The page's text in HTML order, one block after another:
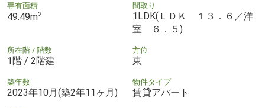
専有面積
49.49m2
間取り
1LDK(ＬＤＫ １３．６／洋
室 ６．５)
所在階 / 階数
1階 / 2階建
方位
東
築年数
2023年10月(築2年11ヶ月)
物件タイプ
賃貸アパート